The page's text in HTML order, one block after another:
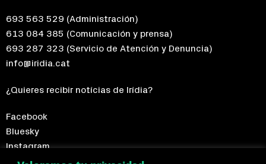
693 563 529 (Administración)
613 084 385 (Comunicación y prensa)
693 287 323 (Servicio de Atención y Denuncia)
info@iridia.cat
¿Quieres recibir notícias de Irídia?
Facebook
Bluesky
Instagram
Telegram